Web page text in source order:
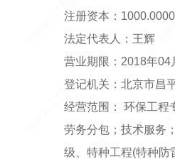
注册资本：
法定代表人：王辉
营业期限：2018年04
登记机关：北京市昌
经营范围： 环保工程
劳务分包；技术服务
级、特种工程(特种防